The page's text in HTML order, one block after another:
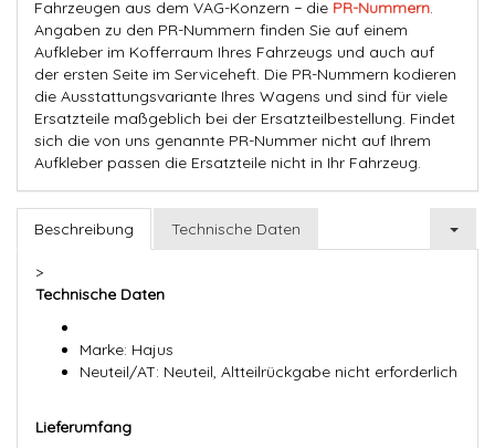
Fahrzeugen aus dem VAG-Konzern − die PR-Nummern
Angaben zu den PR-Nummern finden Sie auf einem
Aufkleber im Kofferraum Ihres Fahrzeugs und auch auf
der ersten Seite im Serviceheft. Die PR-Nummern kodieren
die Ausstattungsvariante Ihres Wagens und sind für viele
Ersatzteile maßgeblich bei der Ersatzteilbestellung. Findet
sich die von uns genannte PR-Nummer nicht auf Ihrem
Aufkleber passen die Ersatzteile nicht in Ihr Fahrzeug.
Beschreibung Technische Daten
>
Technische Daten
Marke: Hajus
Neuteil/AT: Neuteil, Altteilrückgabe nicht erforderlich
Lieferumfang